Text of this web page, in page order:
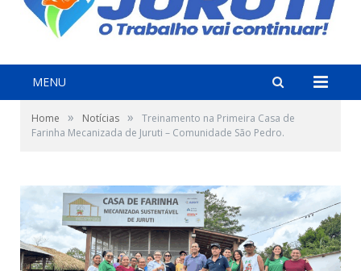
MENU
Home » Notícias »
Treinamento na Primeira Casa de
Farinha Mecanizada de Juruti – Comunidade São Pedro.